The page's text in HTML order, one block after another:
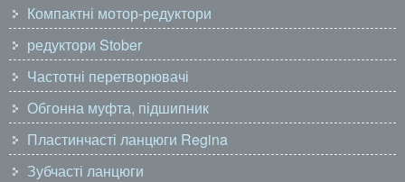
Компактні мотор-редуктори
редуктори Stober
Частотні перетворювачі
Обгонна муфта, підшипник
Пластинчасті ланцюги Regina
Зубчасті ланцюги